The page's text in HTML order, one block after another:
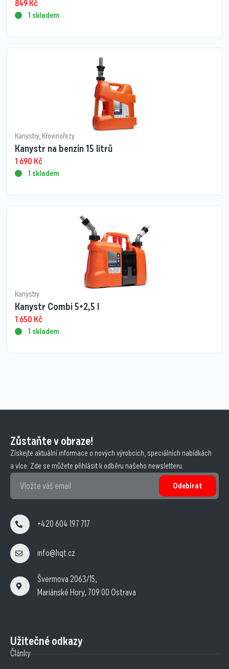
849Kč
1 skladem
Kanystry, Křovinořezy
Kanystr na benzín 15 litrů
1 690 Kč
1 skladem
Kanystry
Kanystr Combi 5+2,5 l
1 650 Kč
1 skladem
Zůstaňte v obraze!
Získejte aktuální informace o nových výrobcích, speciálních nabídkách
a více. Zde se můžete přihlásit k odběru našeho newsletteru.
Odebírat
+420 604 197 717
info@hqt.cz
Švermova 2063/15,
Mariánské Hory, 709 00 Ostrava
Užitečné odkazy
Články